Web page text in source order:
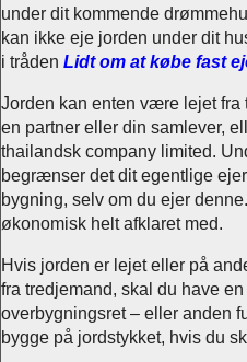
under dit kommende
kan ikke eje jorden under dit
i tråden Lidt om at købe fast
Jorden kan enten være lejet
en partner eller din samlever,
thailandsk company limited.
begrænser det dit egentlige
bygning, selv om du ejer
økonomisk helt afklaret med.
Hvis jorden er lejet eller på
fra tredjemand, skal du have
overbygningsret – eller anden
bygge på jordstykket, hvis du